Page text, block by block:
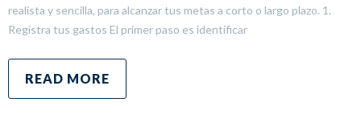
realista y sencilla, para alcanzar tus metas a corto o largo plazo. 1.
Registra tus gastos El primer paso es identificar
READ MORE